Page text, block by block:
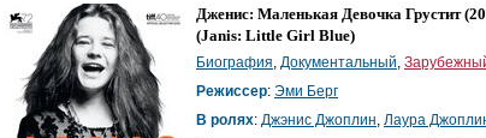
Дженис: Маленькая Девочка Грустит
(Janis: Little Girl Blue)
Биография, Документальный,
Режиссер: Эми Берг
В ролях: Джэнис Джоплин, Лаура